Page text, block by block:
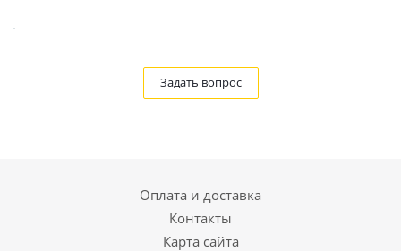
Задать вопрос
Оплата и доставка
Контакты
Карта сайта